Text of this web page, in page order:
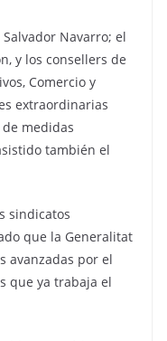
Navarro; el
y los consellers de
Comercio y
extraordinarias
medidas
también el
sindicatos
que la Generalitat
avanzadas por el
que ya trabaja el